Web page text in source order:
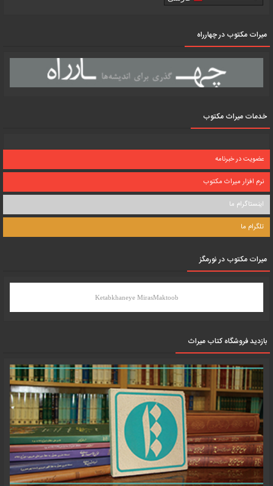
میرات مکتوب در چهارراه
خدمات میراث مکتوب
عضویت در خبرنامه
نرم افزار میراث مکتوب
اینستاگرام ما
تلگرام ما
میرات مکتوب در نورمگز
Ketabkhaneye MirasMaktoob
بازدید فروشگاه کتاب میراث